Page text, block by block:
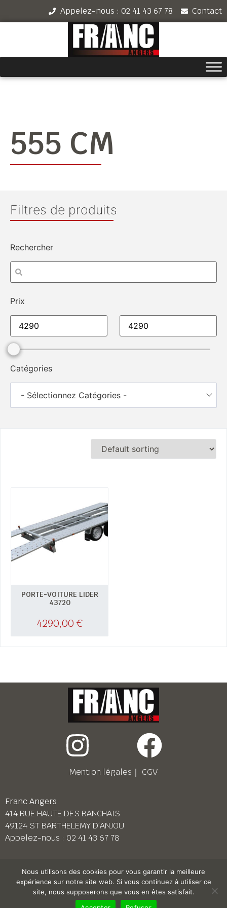
Appelez-nous : 02 41 43 67 78 Contact
555 CM
Filtres de produits
Rechercher
Prix
Catégories
- Sélectionnez Catégories -
PORTE-VOITURE LIDER
43720
4290,00 €
Mention légales ｜ CGV
Franc Angers
414 RUE HAUTE DES BANCHAIS
49124 ST BARTHELEMY D’ANJOU
Appelez-nous : 02 41 43 67 78
Franc Le Mans
158 BD PIERRE LEFAUCHEUX
72230 ARNAGE
02 43 87 38 08
Nous utilisons des cookies pour vous garantir la meilleure
expérience sur notre site web. Si vous continuez à utiliser ce
site, nous supposerons que vous en êtes satisfait.